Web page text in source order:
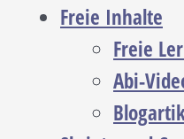
Freie Inhalte
Freie
Abi-